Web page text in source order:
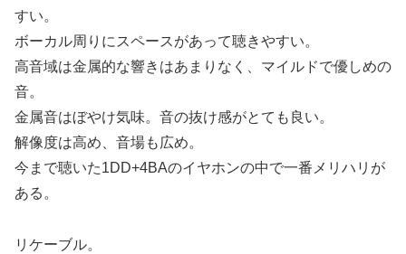
すい。
ボーカル周りにスペースがあって聴きやすい。
高音域は金属的な響きはあまりなく、マイルドで優しめの
音。
金属音はぼやけ気味。音の抜け感がとても良い。
解像度は高め、音場も広め。
今まで聴いた1DD+4BAのイヤホンの中で一番メリハリが
ある。
リケーブル。